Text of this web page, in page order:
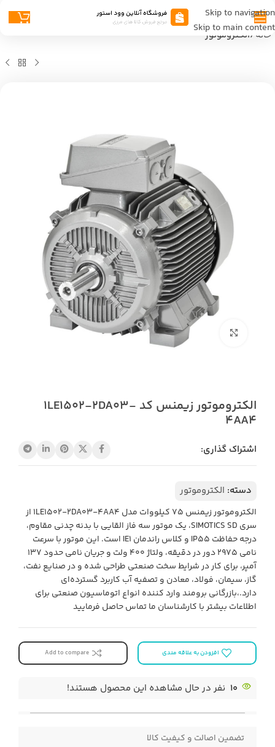
Skip to navigation
Skip to main content
خانه الکتروموتور
بزرگنمایی تصویر
الکتروموتور زیمنس کد 1LE1502-2DA03-
4AA4
اشتراک گذاری:
دسته: الکتروموتور
الکتروموتور زیمنس ۷۵ کیلووات مدل 1LE1502-2DA03-4AA4 از
سری SIMOTICS SD، یک موتور سه فاز القایی با بدنه چدنی مقاوم،
درجه حفاظت IP55 و کلاس راندمان IE1 است. این موتور با سرعت
نامی ۲۹۷۵ دور در دقیقه، ولتاژ ۴۰۰ ولت و جریان نامی حدود ۱۳۷
آمپر، برای کار در شرایط سخت صنعتی طراحی شده و در صنایع نفت،
گاز، سیمان، فولاد، معادن و تصفیه آب کاربرد گسترده‌ای
دارد.،بازرگانی برومند وارد کننده انواع اتوماسیون صنعتی برای
اطلاعات بیشتر با کارشناسان ما تماس حاصل فرمایید
افزودن به علاقه مندی Add to compare
10 نفر در حال مشاهده این محصول هستند!
تضمین اصالت و کیفیت کالا